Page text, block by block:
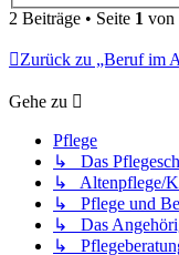
2 Beiträge • Seite 1 von
Zurück zu „Beruf im
Gehe zu
Pflege
↳ Das
↳ Altenpflege/
↳ Pflege und
↳ Das
↳